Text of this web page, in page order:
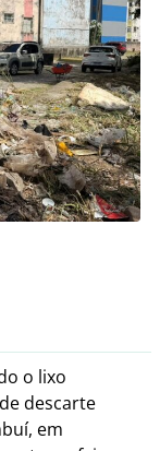
o lixo
descarte
em